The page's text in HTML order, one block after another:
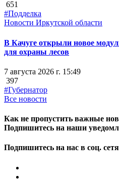
651
#Подделка
Новости Иркутской области
В Качуге открыли новое
для охраны лесов
7 августа 2026 г. 15:49
397
#Губернатор
Все новости
Как не пропустить важные
Подпишитесь на наши
Подпишитесь на нас в соц.